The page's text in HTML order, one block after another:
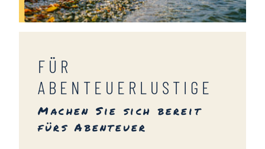
FÜR
ABENTEUERLUSTIGE
Machen Sie sich bereit
fürs Abenteuer